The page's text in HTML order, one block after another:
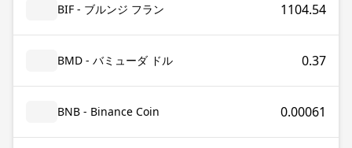
BIF - ブルンジ フラン 1104.54
BMD - バミューダ ドル 0.37
BNB - Binance Coin 0.00061